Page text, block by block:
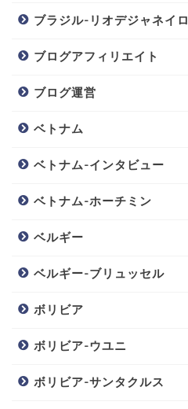
ブラジル-リオデジャネイロ
ブログアフィリエイト
ブログ運営
ベトナム
ベトナム-インタビュー
ベトナム-ホーチミン
ベルギー
ベルギー-ブリュッセル
ボリビア
ボリビア-ウユニ
ボリビア-サンタクルス